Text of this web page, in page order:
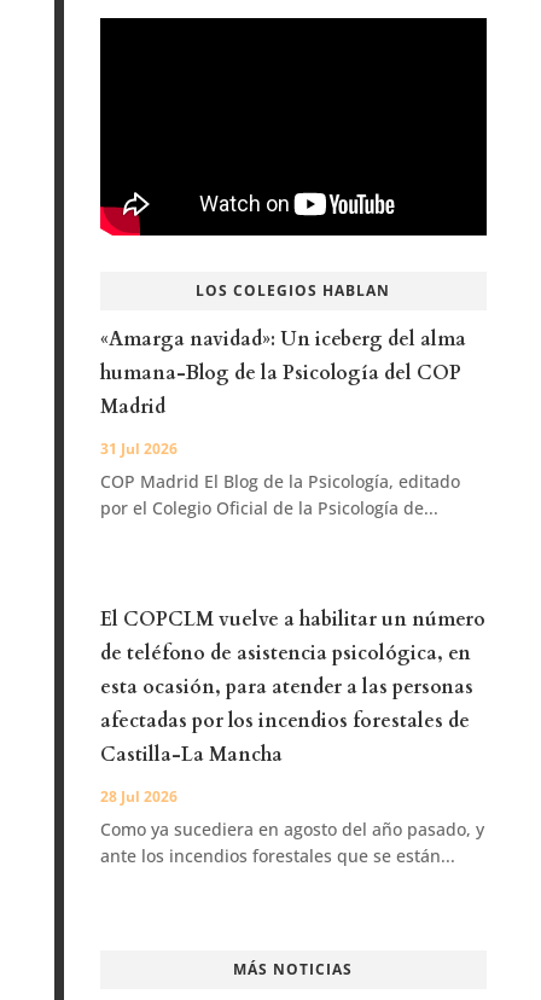
LOS COLEGIOS HABLAN
«Amarga navidad»: Un iceberg del alma
humana-Blog de la Psicología del COP
Madrid
31 Jul 2026
COP Madrid El Blog de la Psicología, editado
por el Colegio Oficial de la Psicología de...
El COPCLM vuelve a habilitar un número
de teléfono de asistencia psicológica, en
esta ocasión, para atender a las personas
afectadas por los incendios forestales de
Castilla-La Mancha
28 Jul 2026
Como ya sucediera en agosto del año pasado, y
ante los incendios forestales que se están...
MÁS NOTICIAS